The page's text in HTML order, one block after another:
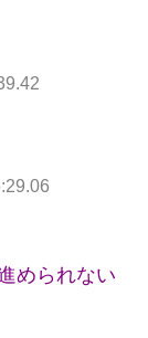
められない